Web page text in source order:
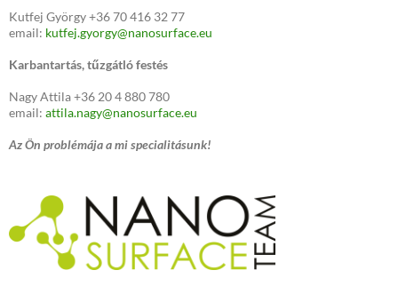
Kutfej György +36 70 416 32 77
email: kutfej.gyorgy@nanosurface.eu
Karbantartás, tűzgátló festés
Nagy Attila +36 20 4 880 780
email: attila.nagy@nanosurface.eu
Az Ön problémája a mi specialitásunk!